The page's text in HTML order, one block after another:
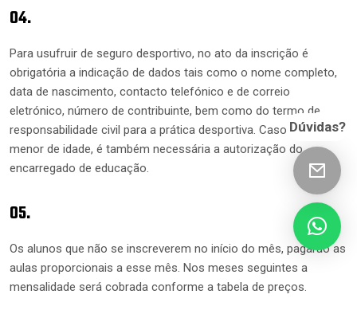
04.
Para usufruir de seguro desportivo, no ato da inscrição é
obrigatória a indicação de dados tais como o nome completo,
data de nascimento, contacto telefónico e de correio
eletrónico, número de contribuinte, bem como do termo de
responsabilidade civil para a prática desportiva. Caso seja
menor de idade, é também necessária a autorização do
encarregado de educação.
05.
Os alunos que não se inscreverem no início do mês, pagarão as
aulas proporcionais a esse mês. Nos meses seguintes a
mensalidade será cobrada conforme a tabela de preços.
Dúvidas?